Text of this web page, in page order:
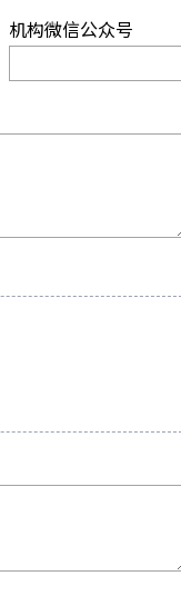
机构微信公众号